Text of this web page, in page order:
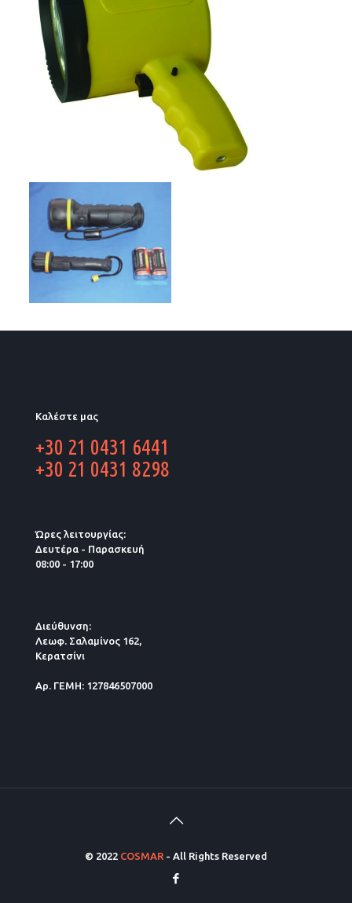
Καλέστε μας
+30 21 0431 6441
+30 21 0431 8298
Ώρες λειτουργίας:
Δευτέρα - Παρασκευή
08:00 - 17:00
Διεύθυνση:
Λεωφ. Σαλαμίνος 162,
Κερατσίνι
Αρ. ΓΕΜΗ: 127846507000
© 2022 COSMAR - All Rights Reserved